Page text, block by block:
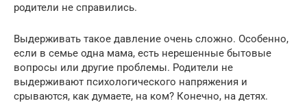
родители не справились.
Выдерживать такое давление очень сложно. Особенно,
если в семье одна мама, есть нерешенные бытовые
вопросы или другие проблемы. Родители не
выдерживают психологического напряжения и
срываются, как думаете, на ком? Конечно, на детях.